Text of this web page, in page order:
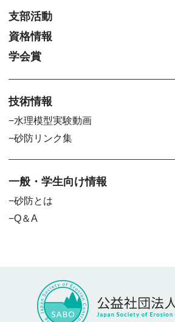
支部活動
資格情報
学会賞
技術情報
水理模型実験動画
砂防リンク集
一般・学生向け情報
砂防とは
Q＆A